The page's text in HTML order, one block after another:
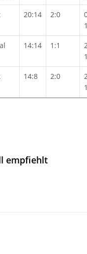
20:14 2:0
14:14 1:1
14:8 2:0
empfiehlt